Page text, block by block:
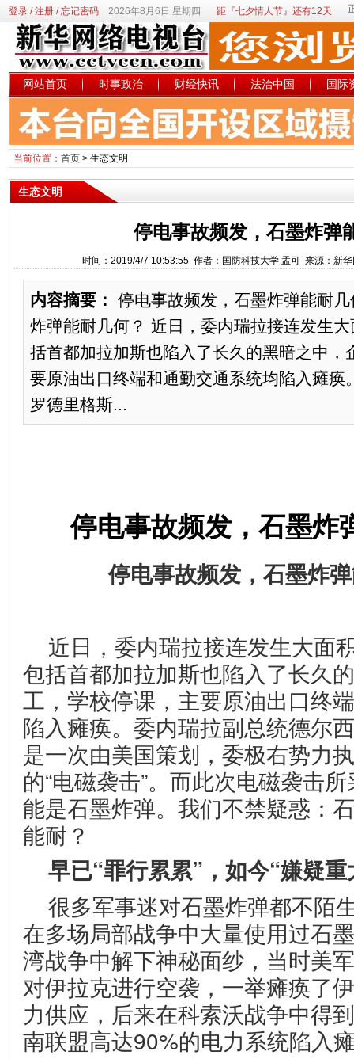
登录/注册/忘记密码 2026年8月6日 星期四 距『七夕情人节』还有12天
网站首页 时事政治 财经快讯 法治中国 国际
当前位置： 首页> 生态文明
生态文明
停电事故频发，石墨炸弹
时间：2019/4/7 10:53:55 作者：国防科技大学 孟可 来源：新
内容摘要：
停电事故频发，石墨炸弹能耐
炸弹能耐几何？ 近日，委内瑞拉接连发生
括首都加拉加斯也陷入了长久的黑暗之中，
要原油出口终端和通勤交通系统均陷入瘫痪
罗德里格斯...
停电事故频发，石墨炸
停电事故频发，石墨炸
近日，委内瑞拉接连发生大面
包括首都加拉加斯也陷入了长久
工，学校停课，主要原油出口终
陷入瘫痪。委内瑞拉副总统德尔
是一次由美国策划，委极右势力
的“电磁袭击”。而此次电磁袭击
能是石墨炸弹。我们不禁疑惑：
能耐？
早已“罪行累累”，如今“嫌疑重
很多军事迷对石墨炸弹都不陌
在多场局部战争中大量使用过石
湾战争中解下神秘面纱，当时美
对伊拉克进行空袭，一举瘫痪了
力供应，后来在科索沃战争中得
南联盟高达90%的电力系统陷入